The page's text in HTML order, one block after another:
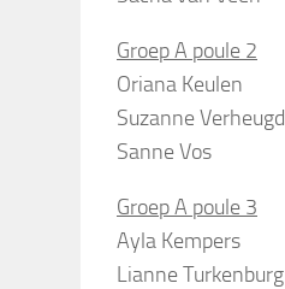
Groep A poule 2
Oriana Keulen
Suzanne Verheugd
Sanne Vos
Groep A poule 3
Ayla Kempers
Lianne Turkenburg